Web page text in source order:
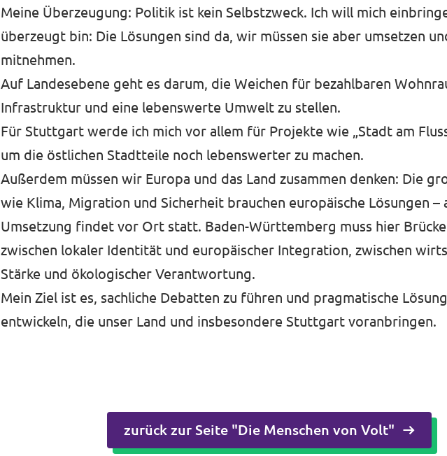
Meine Überzeugung: Politik ist kein Selbstzweck. Ich will mich
überzeugt bin: Die Lösungen sind da, wir müssen sie aber umsetzen
mitnehmen.
Auf Landesebene geht es darum, die Weichen für bezahlbaren
Infrastruktur und eine lebenswerte Umwelt zu stellen.
Für Stuttgart werde ich mich vor allem für Projekte wie „Stadt am
um die östlichen Stadtteile noch lebenswerter zu machen.
Außerdem müssen wir Europa und das Land zusammen denken: Die
wie Klima, Migration und Sicherheit brauchen europäische Lösungen –
Umsetzung findet vor Ort statt. Baden-Württemberg muss hier
zwischen lokaler Identität und europäischer Integration, zwischen
Stärke und ökologischer Verantwortung.
Mein Ziel ist es, sachliche Debatten zu führen und pragmatische
entwickeln, die unser Land und insbesondere Stuttgart voranbringen.
zurück zur Seite "Die Menschen von Volt"